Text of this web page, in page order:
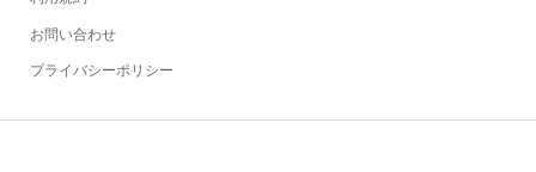
お問い合わせ
プライバシーポリシー